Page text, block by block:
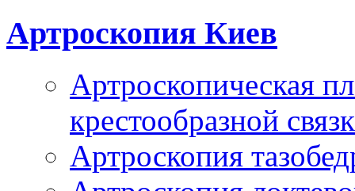
Артроскопия Киев
Артроскопическая
крестообразной
Артроскопия